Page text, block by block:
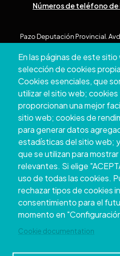
En las páginas de este
selección de cookies
Cookies esenciales, que
utilizar el sitio web;
proporcionan una mejor
sitio web; cookies de
para generar datos
estadísticas del sitio web;
que se utilizan para
relevantes. Si elige
uso de todas las cookies.
rechazar tipos de cookies
consentimiento para el
momento en
Cookie documentation
Números de teléfono
Pazo Deputación Provincial.
+34 986 804 100
Copyright © 2026.
Pontevedra. Todos
Aviso
Accessibility